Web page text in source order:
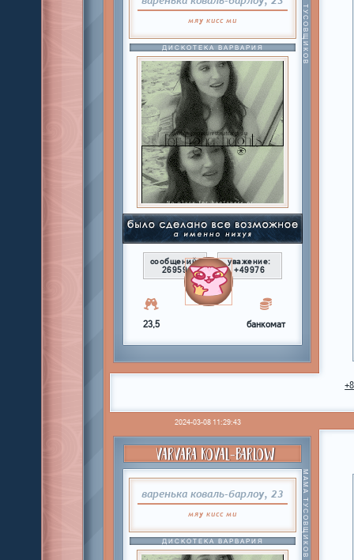
мяу кисс ми МАМА ТУСОВЩИКОВ
ДИСКОТЕКА ВАРВАРИЯ
сообщений:
26959
уважение:
+49976
23,5 банкомат
+8
2024-03-08 11:29:43
VARVARA KOVAL-BARLOW
варенька коваль-барлоу, 23
мяу кисс ми МАМА ТУСОВЩИКОВ
ДИСКОТЕКА ВАРВАРИЯ